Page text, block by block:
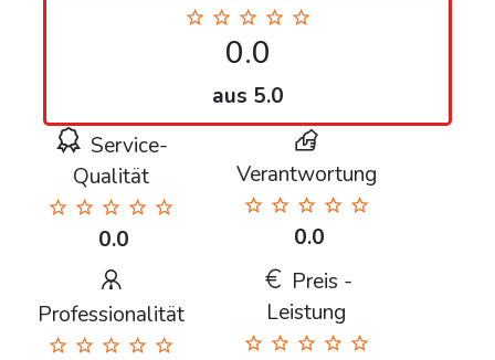
0.0
aus 5.0
Service-
Qualität
0.0
Verantwortung
0.0
Professionalität
Preis -
Leistung